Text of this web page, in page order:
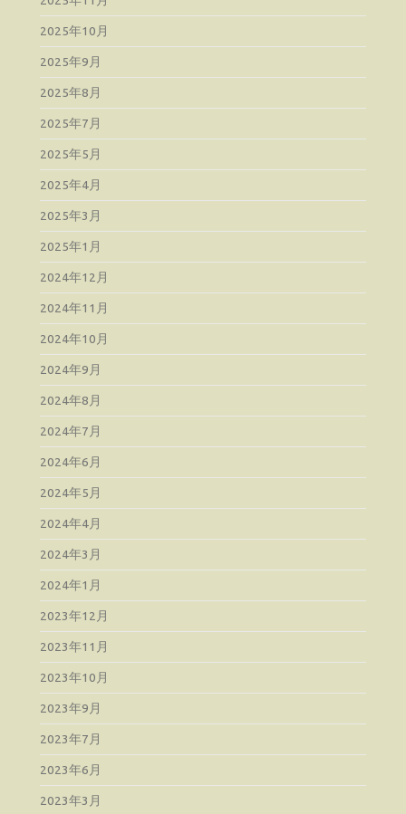
2025年10月
2025年9月
2025年8月
2025年7月
2025年5月
2025年4月
2025年3月
2025年1月
2024年12月
2024年11月
2024年10月
2024年9月
2024年8月
2024年7月
2024年6月
2024年5月
2024年4月
2024年3月
2024年1月
2023年12月
2023年11月
2023年10月
2023年9月
2023年7月
2023年6月
2023年3月